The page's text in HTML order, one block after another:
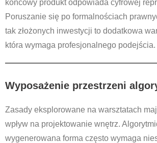
końcowy produkt odpowiada cyfrowej
Poruszanie się po formalnościach
tak złożonych inwestycji to dodatkowa
która wymaga profesjonalnego podejścia.
Wyposażenie przestrzeni
Zasady eksplorowane na warsztatach
wpływ na projektowanie wnętrz.
wygenerowana forma często wymaga